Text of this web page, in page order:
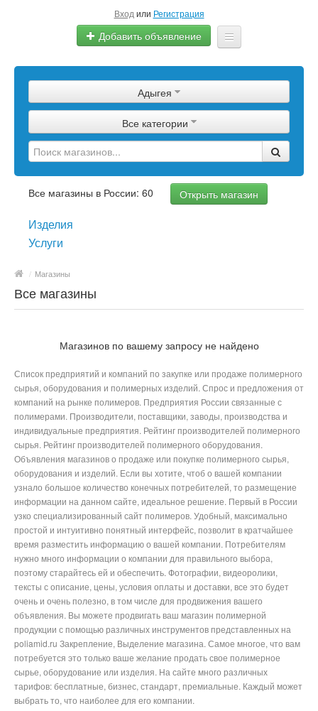
Вход или Регистрация
Добавить объявление
Сырье
Изделия
Оборудование
Услуги
Адыгея
Все категории
Все магазины в России: 60 Открыть магазин
Изделия
Услуги
/ Магазины
Все магазины
Магазинов по вашему запросу не найдено
Список предприятий и компаний по закупке или продаже полимерного
сырья, оборудования и полимерных изделий. Спрос и предложения от
компаний на рынке полимеров. Предприятия России связанные с
полимерами. Производители, поставщики, заводы, производства и
индивидуальные предприятия. Рейтинг производителей полимерного
сырья. Рейтинг производителей полимерного оборудования.
Объявления магазинов о продаже или покупке полимерного сырья,
оборудования и изделий. Если вы хотите, чтоб о вашей компании
узнало большое количество конечных потребителей, то размещение
информации на данном сайте, идеальное решение. Первый в России
узко специализированный сайт полимеров. Удобный, максимально
простой и интуитивно понятный интерфейс, позволит в кратчайшее
время разместить информацию о вашей компании. Потребителям
нужно много информации о компании для правильного выбора,
поэтому старайтесь ей и обеспечить. Фотографии, видеоролики,
тексты с описание, цены, условия оплаты и доставки, все это будет
очень и очень полезно, в том числе для продвижения вашего
объявления. Вы можете продвигать ваш магазин полимерной
продукции с помощью различных инструментов представленных на
poliamid.ru Закрепление, Выделение магазина. Самое многое, что вам
потребуется это только ваше желание продать свое полимерное
сырье, оборудование или изделия. На сайте много различных
тарифов: бесплатные, бизнес, стандарт, премиальные. Каждый может
выбрать то, что наиболее для его компании.